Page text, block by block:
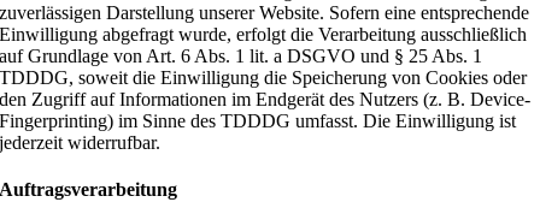
zuverlässigen Darstellung unserer Website. Sofern eine entsprechende
Einwilligung abgefragt wurde, erfolgt die Verarbeitung ausschließlich
auf Grundlage von Art. 6 Abs. 1 lit. a DSGVO und § 25 Abs. 1
TDDDG, soweit die Einwilligung die Speicherung von Cookies oder
den Zugriff auf Informationen im Endgerät des Nutzers (z. B. Device-
Fingerprinting) im Sinne des TDDDG umfasst. Die Einwilligung ist
jederzeit widerrufbar.
Auftragsverarbeitung